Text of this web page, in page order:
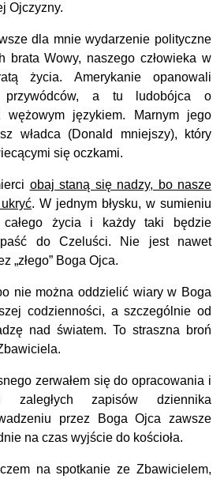
Ojczyzny.
dla mnie wydarzenie polityczne
brata Wowy, naszego człowieka w
życia. Amerykanie opanowali
przywódców, a tu ludobójca o
wężowym językiem. Marnym jego
władca (Donald mniejszy), który
się oczkami.
obaj staną się nadzy, bo nasze
. W jednym błysku, w sumieniu
całego życia i każdy taki będzie
do Czeluści. Nie jest nawet
„złego” Boga Ojca.
nie można oddzielić wiary w Boga
codzienności, a szczególnie od
nad światem. To straszna broń
zerwałem się do opracowania i
zaległych zapisów dziennika
przez Boga Ojca zawsze
na czas wyjście do kościoła.
na spotkanie ze Zbawicielem,